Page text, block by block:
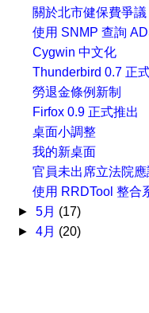
關於北市健保費爭議
使用 SNMP 查詢
Cygwin 中文化
Thunderbird 0.7 正
勞退金條例新制
Firfox 0.9 正式推出
桌面小調整
我的新桌面
官員未出席立法院
使用 RRDTool 整合
► 5月 (17)
► 4月 (20)